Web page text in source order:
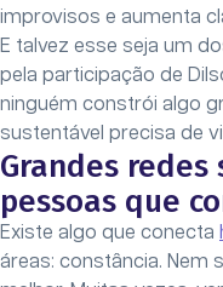
improvisos e aumenta
E talvez esse seja um
pela participação de
ninguém constrói algo
sustentável precisa de
Grandes
pessoas que
Existe algo que conecta
áreas: constância. Nem